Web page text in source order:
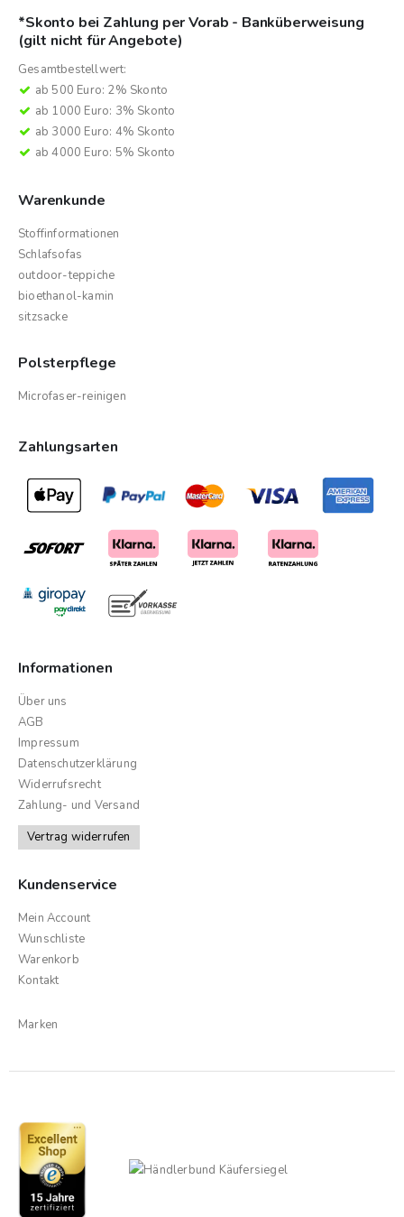
*Skonto bei Zahlung per Vorab - Banküberweisung
(gilt nicht für Angebote)
Gesamtbestellwert:
ab 500 Euro: 2% Skonto
ab 1000 Euro: 3% Skonto
ab 3000 Euro: 4% Skonto
ab 4000 Euro: 5% Skonto
Warenkunde
Stoffinformationen
Schlafsofas
outdoor-teppiche
bioethanol-kamin
sitzsacke
Polsterpflege
Microfaser-reinigen
Zahlungsarten
Informationen
Über uns
AGB
Impressum
Datenschutzerklärung
Widerrufsrecht
Zahlung- und Versand
Vertrag widerrufen
Kundenservice
Mein Account
Wunschliste
Warenkorb
Kontakt
Marken